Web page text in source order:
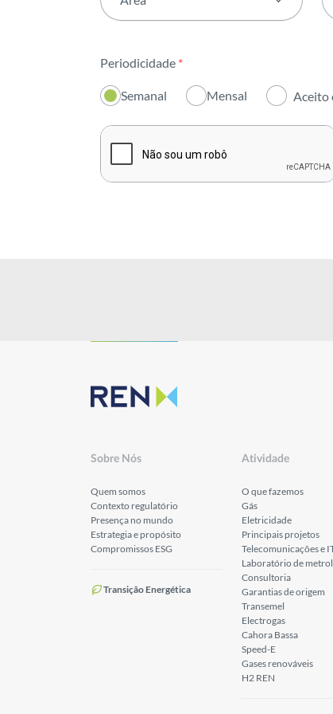
Institucional
Sustentabilidade
Periodicidade *
Semanal Mensal Aceito
Sobre Nós
Quem somos
Contexto regulatório
Presença no mundo
Estrategia e propósito
Compromissos ESG
Transição Energética
Atividade
O que fazemos
Gás
Eletricidade
Principais projetos
Telecomunicações e
Laboratório de
Consultoria
Garantias de origem
Transemel
Electrogas
Cahora Bassa
Speed-E
Gases renováveis
H2 REN